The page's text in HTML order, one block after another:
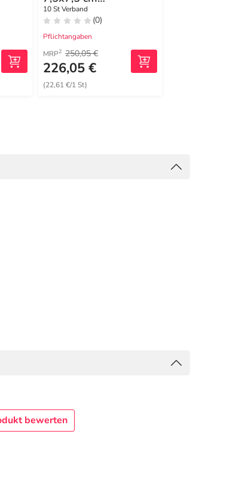
hydrozell.Verband
10 St Verband
(0)
Pflichtangaben
MRP2 250,05 €
226,05 €
(22,61 €/1 St)
bewerten